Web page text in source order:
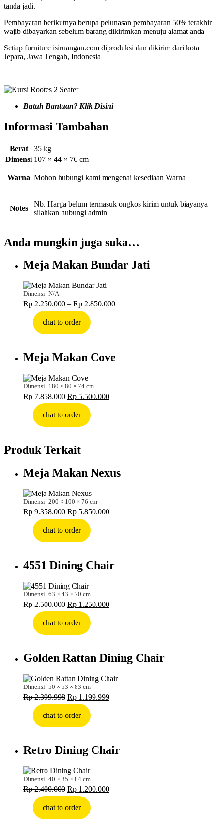
tanda jadi.
Pembayaran berikutnya berupa pelunasan pembayaran 50% terakhir
wajib dibayarkan sebelum barang dikirimkan menuju alamat anda
Setiap furniture isiruangan.com diproduksi dan dikirim dari kota
Jepara, Jawa Tengah, Indonesia
Butuh Bantuan? Klik Disini
Informasi Tambahan
Berat
35 kg
Dimensi 107 × 44 × 76 cm
Warna Mohon hubungi kami mengenai kesediaan Warna
Notes
Nb. Harga belum termasuk ongkos kirim untuk biayanya
silahkan hubungi admin.
Anda mungkin juga suka…
Meja Makan Bundar Jati
Dimensi: N/A
Rp 2.250.000 – Rp 2.850.000Rentang
chat to order
Meja Makan Cove
Dimensi: 180 × 80 × 74 cm
Rp7.858.000 Harga
aslinya
adalah:
Rp 7.858.000.
Rp 5.500.000Harga
chat to order
Produk Terkait
Meja Makan Nexus
Dimensi: 200 × 100 × 76 cm
Rp9.358.000 Harga
aslinya
adalah:
Rp 9.358.000.
Rp 5.850.000Harga
chat to order
4551 Dining Chair
Dimensi: 63 × 43 × 70 cm
Rp2.500.000 Harga
aslinya
adalah:
Rp 2.500.000.
Rp 1.250.000Harga
chat to order
Golden Rattan Dining Chair
Dimensi: 50 × 53 × 83 cm
Rp2.399.998 Harga
aslinya
adalah:
Rp 2.399.998.
Rp 1.199.999Harga
chat to order
Retro Dining Chair
Dimensi: 40 × 35 × 84 cm
Rp2.400.000 Harga
aslinya
adalah:
Rp 2.400.000.
Rp 1.200.000Harga
chat to order